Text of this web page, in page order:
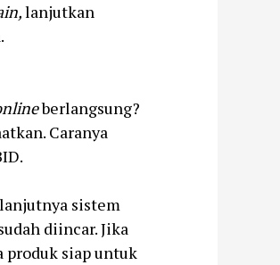
lanjutkan
berlangsung?
Caranya
sistem
diincar. Jika
produk siap untuk